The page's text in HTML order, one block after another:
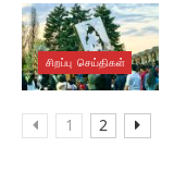
சிறப்பு செய்திகள்
1 2